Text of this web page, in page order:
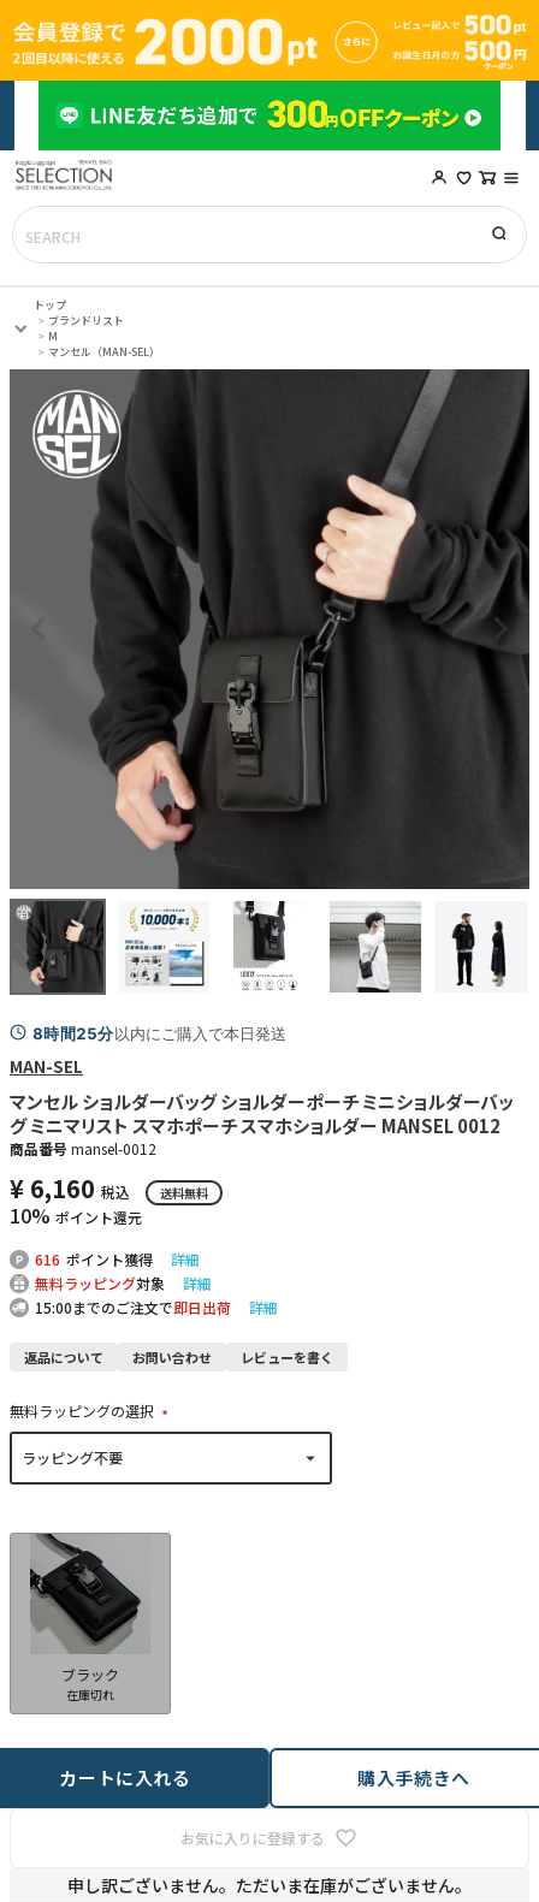
トップ
ブランドリスト
M
マンセル（MAN-SEL）
8時間25分以内にご購入で本日発送
MAN-SEL
マンセル ショルダーバッグ ショルダーポーチ ミニショルダーバッ
グ ミニマリスト スマホポーチ スマホショルダー MANSEL 0012
商品番号 mansel-0012
¥ 6,160 税込 送料無料
10% ポイント還元
616 ポイント獲得
詳細
無料ラッピング対象
詳細
15:00までのご注文で即日出荷 詳細
返品について お問い合わせ レビューを書く
無料ラッピングの選択
(
ブラック
在庫切れ
お気に入りに登録する
カートに入れる 購入手続きへ
申し訳ございません。ただいま在庫がございません。